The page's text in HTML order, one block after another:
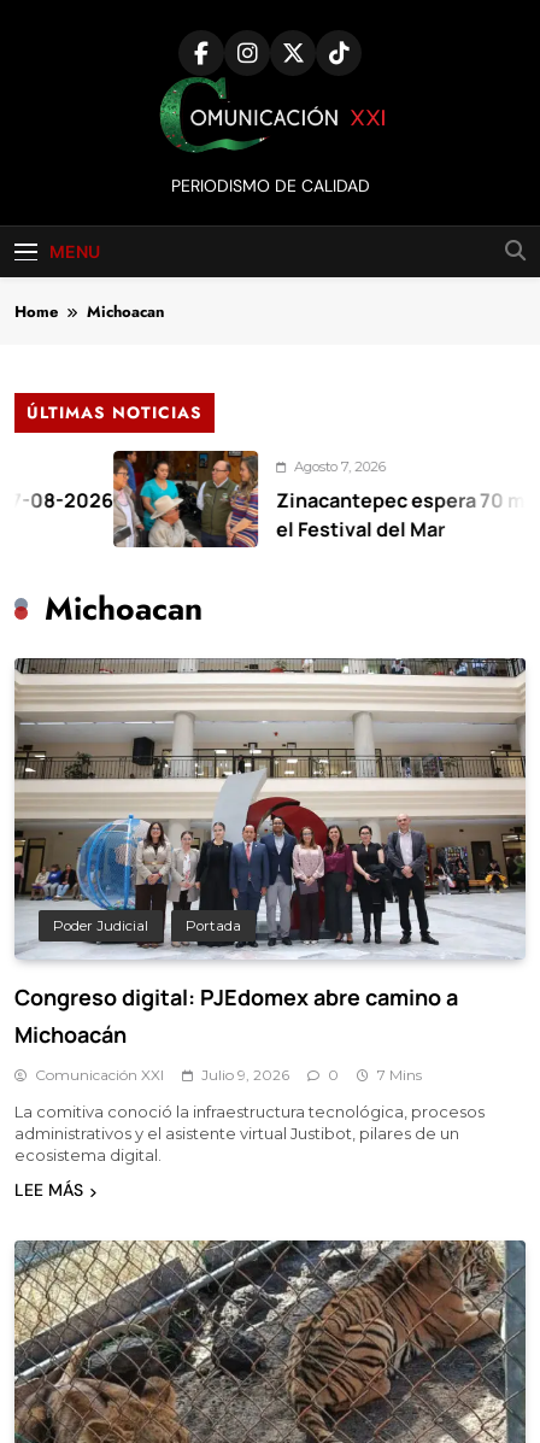
Comunicación
XXI
PERIODISMO DE CALIDAD
MENU
Home Michoacan
ÚLTIMAS NOTICIAS
2026
Agosto 7, 2026
Zinacantepec espera 70 mil
el Festival del Mar
Michoacan
Poder Judicial Portada
Congreso digital: PJEdomex abre camino a
Michoacán
Comunicación XXI Julio 9, 2026 0 7 Mins
La comitiva conoció la infraestructura tecnológica, procesos
administrativos y el asistente virtual Justibot, pilares de un
ecosistema digital.
LEE MÁS